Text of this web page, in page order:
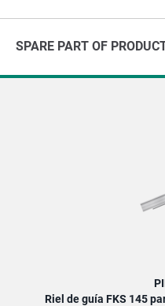
SPARE PART OF
Riel de guía FKS 145